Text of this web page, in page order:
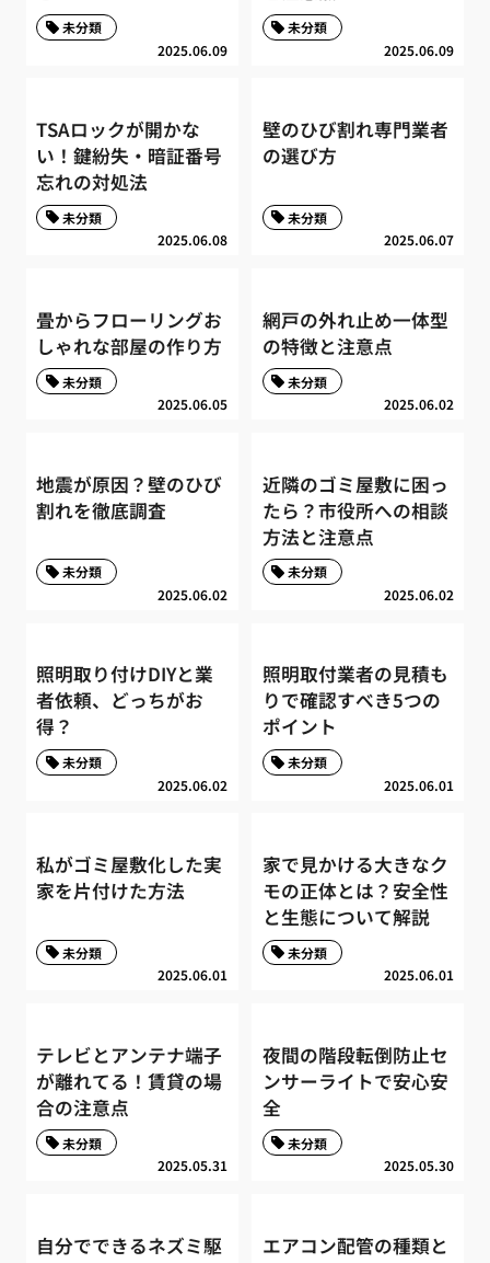
2025.06.09
未分類
2025.06.09
未分類
TSAロックが開かな
い！鍵紛失・暗証番号
忘れの対処法
2025.06.08
未分類
壁のひび割れ専門業者
の選び方
2025.06.07
未分類
畳からフローリングお
しゃれな部屋の作り方
2025.06.05
未分類
網戸の外れ止め一体型
の特徴と注意点
2025.06.02
未分類
地震が原因？壁のひび
割れを徹底調査
2025.06.02
未分類
近隣のゴミ屋敷に困っ
たら？市役所への相談
方法と注意点
2025.06.02
未分類
照明取り付けDIYと業
者依頼、どっちがお
得？
2025.06.02
未分類
照明取付業者の見積も
りで確認すべき5つの
ポイント
2025.06.01
未分類
私がゴミ屋敷化した実
家を片付けた方法
2025.06.01
未分類
家で見かける大きなク
モの正体とは？安全性
と生態について解説
2025.06.01
未分類
テレビとアンテナ端子
が離れてる！賃貸の場
合の注意点
2025.05.31
未分類
夜間の階段転倒防止セ
ンサーライトで安心安
全
2025.05.30
未分類
自分でできるネズミ駆
エアコン配管の種類と